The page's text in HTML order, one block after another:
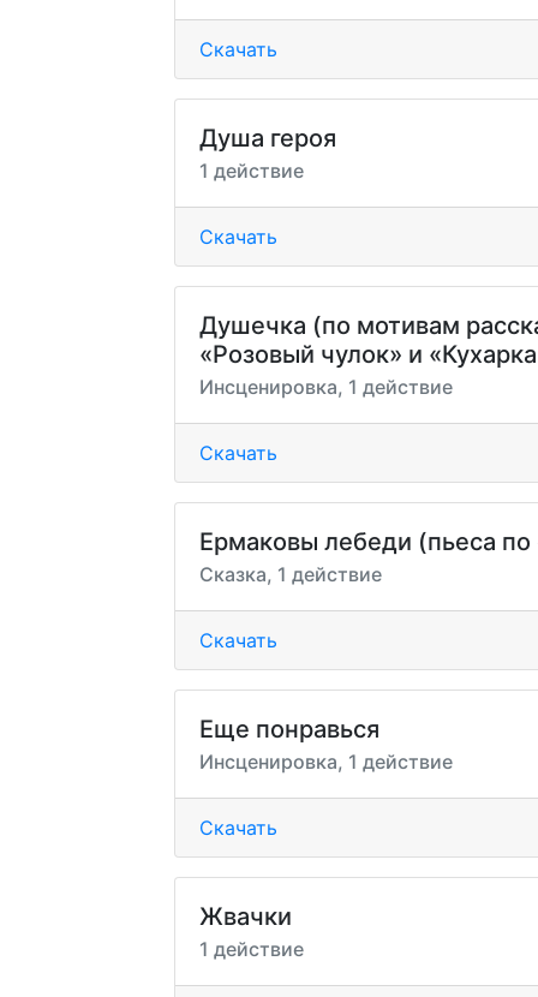
Скачать
Душа героя
1 действие
Скачать
Душечка (по мотивам
«Розовый чулок» и
Инсценировка, 1 действие
Скачать
Ермаковы лебеди (пьеса
Сказка, 1 действие
Скачать
Еще понравься
Инсценировка, 1 действие
Скачать
Жвачки
1 действие